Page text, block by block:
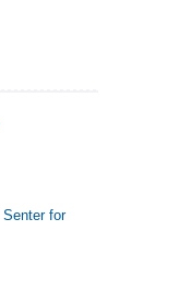
Senter for